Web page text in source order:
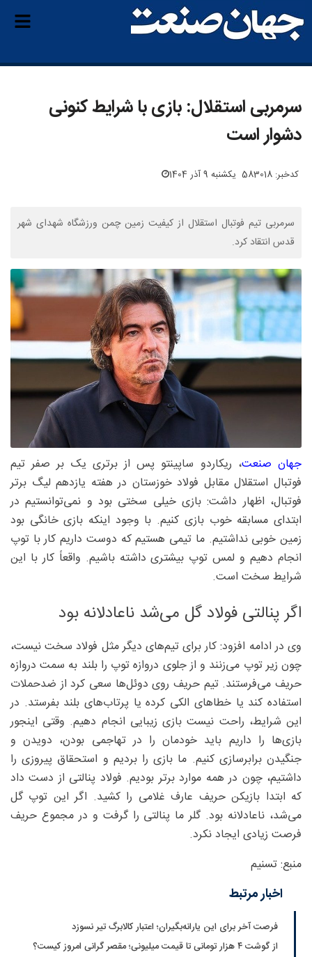
سرمربی استقلال: بازی با شرایط کنونی
دشوار است
کدخبر: 583018 یکشنبه 9 آذر 1404
سرمربی تیم فوتبال استقلال از کیفیت زمین چمن ورزشگاه شهدای شهر
قدس انتقاد کرد.
جهان صنعت، ریکاردو ساپینتو پس از برتری یک بر صفر تیم
فوتبال استقلال مقابل فولاد خوزستان در هفته یازدهم لیگ برتر
فوتبال، اظهار داشت: بازی خیلی سختی بود و نمی‌توانستیم در
ابتدای مسابقه خوب بازی کنیم. با وجود اینکه بازی خانگی بود
زمین خوبی نداشتیم. ما تیمی هستیم که دوست داریم کار با توپ
انجام دهیم و لمس توپ بیشتری داشته باشیم. واقعاً کار با این
شرایط سخت است.
اگر پنالتی فولاد گل می‌شد ناعادلانه بود
وی در ادامه افزود: کار برای تیم‌های دیگر مثل فولاد سخت نیست،
چون زیر توپ می‌زنند و از جلوی دروازه توپ را بلند به سمت دروازه
حریف می‌فرستند. تیم حریف روی دوئل‌ها سعی کرد از ضدحملات
استفاده کند یا خطاهای الکی کرده یا پرتاب‌های بلند بفرستد. در
این شرایط، راحت نیست بازی زیبایی انجام دهیم. وقتی اینجور
بازی‌ها را داریم باید خودمان را در تهاجمی بودن، دویدن و
جنگیدن برابرسازی کنیم. ما بازی را بردیم و استحقاق پیروزی را
داشتیم، چون در همه موارد برتر بودیم. فولاد پنالتی از دست داد
که ابتدا بازیکن حریف عارف غلامی را کشید. اگر این توپ گل
می‌شد، ناعادلانه بود. گلر ما پنالتی را گرفت و در مجموع حریف
فرصت زیادی ایجاد نکرد.
منبع: تسنیم
اخبار مرتبط
فرصت آخر برای این یارانه‌بگیران؛ اعتبار کالابرگ تیر نسوزد
از گوشت ۴ هزار تومانی تا قیمت میلیونی؛ مقصر گرانی امروز کیست؟